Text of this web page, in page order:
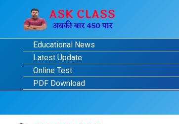
Educational News
Latest Update
Online Test
PDF Download
Main
Menu
Post
navigation